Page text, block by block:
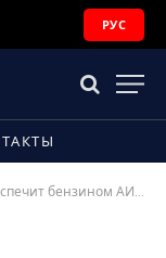
РУС
АИ-95 южные регионы Казахстана